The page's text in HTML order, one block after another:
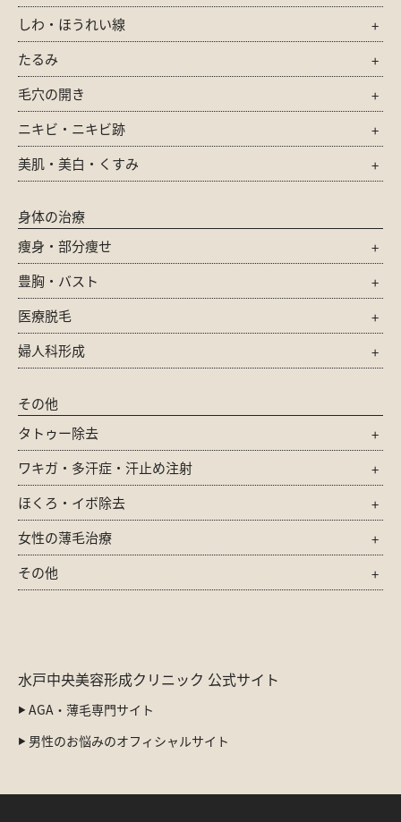
しわ・ほうれい線
たるみ
毛穴の開き
ニキビ・ニキビ跡
美肌・美白・くすみ
身体の治療
痩身・部分痩せ
豊胸・バスト
医療脱毛
婦人科形成
その他
タトゥー除去
ワキガ・多汗症・汗止め注射
ほくろ・イボ除去
女性の薄毛治療
その他
水戸中央美容形成クリニック 公式サイト
AGA・薄毛専門サイト
男性のお悩みのオフィシャルサイト